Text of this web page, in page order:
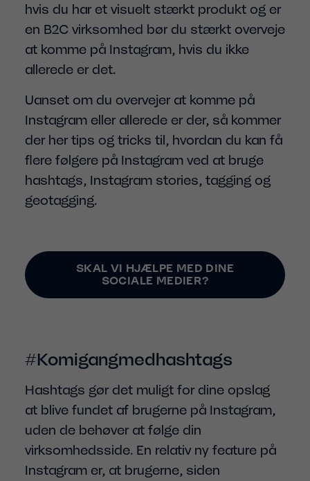
hvis du har et visuelt stærkt produkt og er
en B2C virksomhed bør du stærkt overveje
at komme på Instagram, hvis du ikke
allerede er det.
Uanset om du overvejer at komme på
Instagram eller allerede er der, så kommer
der her tips og tricks til, hvordan du kan få
flere følgere på Instagram ved at bruge
hashtags, Instagram stories, tagging og
geotagging.
SKAL VI HJÆLPE MED DINE
SOCIALE MEDIER?
#Komigangmedhashtags
Hashtags gør det muligt for dine opslag
at blive fundet af brugerne på Instagram,
uden de behøver at følge din
virksomhedsside. En relativ ny feature på
Instagram er, at brugerne, siden